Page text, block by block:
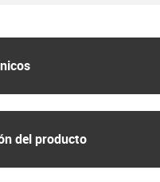
del producto